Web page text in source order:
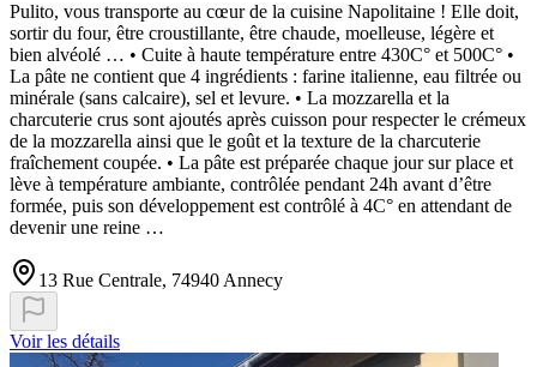
Pulito, vous transporte au cœur de la cuisine Napolitaine ! Elle doit,
sortir du four, être croustillante, être chaude, moelleuse, légère et
bien alvéolé … • Cuite à haute température entre 430C° et 500C° •
La pâte ne contient que 4 ingrédients : farine italienne, eau filtrée ou
minérale (sans calcaire), sel et levure. • La mozzarella et la
charcuterie crus sont ajoutés après cuisson pour respecter le crémeux
de la mozzarella ainsi que le goût et la texture de la charcuterie
fraîchement coupée. • La pâte est préparée chaque jour sur place et
lève à température ambiante, contrôlée pendant 24h avant d’être
formée, puis son développement est contrôlé à 4C° en attendant de
devenir une reine …
13 Rue Centrale, 74940 Annecy
Voir les détails